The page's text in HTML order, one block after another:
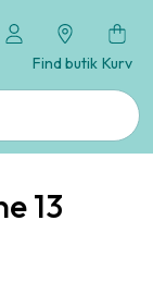
Find butik Kurv
13